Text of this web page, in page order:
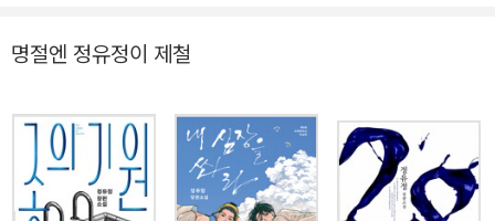
험적으로 감지하여 그 안에서 가장 인간다운 것이 무엇인지 탐구
기원》에서 인간의 ‘악’과 대면하고 그것과 처절한 사투를 벌였던
작가는 이제 인간의 ‘욕망’과 정면 승부한다. 정유정의 선뜩한 펜
끝이 겨눈 것은 인간의 욕망의 끝, 그 아득한 지경이다. 과학의 발
명절엔 정유정이 제철